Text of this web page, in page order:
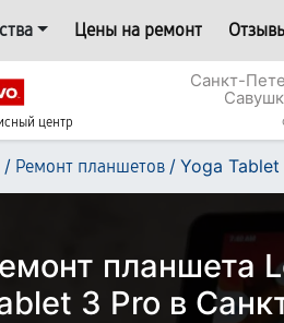
Цены на ремонт
центр
Санкт-
/ Ремонт планшетов / Yoga
планшета
3 Pro в